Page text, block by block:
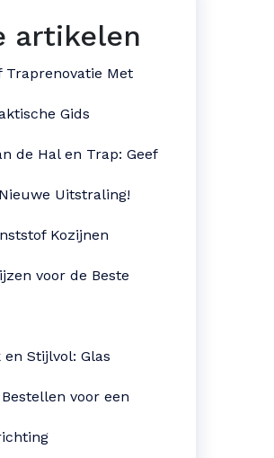
artikelen
Traprenovatie Met
Gids
de Hal en Trap: Geef
Uitstraling!
Kozijnen
voor de Beste
Stijlvol: Glas
voor een